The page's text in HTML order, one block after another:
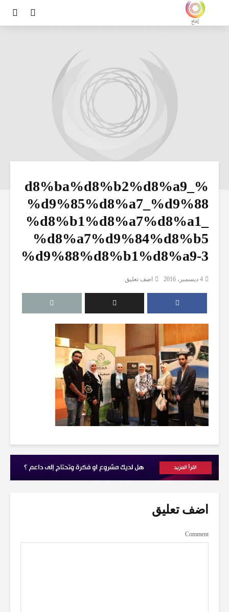
%d8%ba%d8%b2%d8%a9_
%d9%85%d8%a7_%d9%88
%d8%b1%d8%a7%d8%a1_
%d8%a7%d9%84%d8%b5
%d9%88%d8%b1%d8%a9-3
4 ديسمبر، 2016 اضف تعليق
اضف تعليق
Comment